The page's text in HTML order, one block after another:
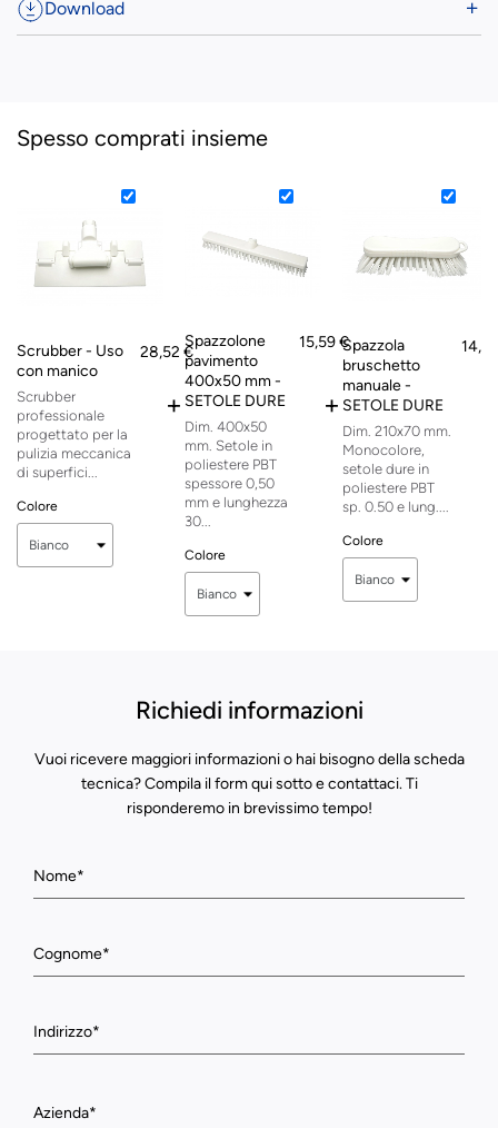
Download
Spesso comprati insieme
Scrubber - Uso
con manico
Scrubber
professionale
progettato per la
pulizia meccanica
di superfici...
28,52 €
Colore
+
Spazzolone
pavimento
400x50 mm -
SETOLE DURE
Dim. 400x50
mm. Setole in
poliestere PBT
spessore 0,50
mm e lunghezza
30...
15,59 €
Colore
+
Spazzola
bruschetto
manuale -
SETOLE DURE
Dim. 210x70 mm.
Monocolore,
setole dure in
poliestere PBT
sp. 0.50 e lung....
Colore
Richiedi informazioni
Vuoi ricevere maggiori informazioni o hai bisogno della scheda
tecnica? Compila il form qui sotto e contattaci. Ti
risponderemo in brevissimo tempo!